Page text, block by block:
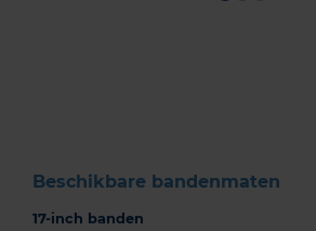
Beschikbare bandenmaten
17-inch banden